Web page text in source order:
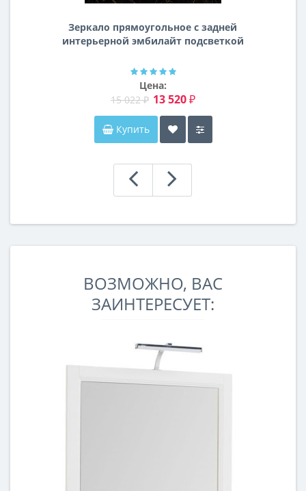
Зеркало прямоугольное с задней
интерьерной эмбилайт подсветкой
Цена:
15 022 ₽ 13 520 ₽
Купить
ВОЗМОЖНО, ВАС
ЗАИНТЕРЕСУЕТ: